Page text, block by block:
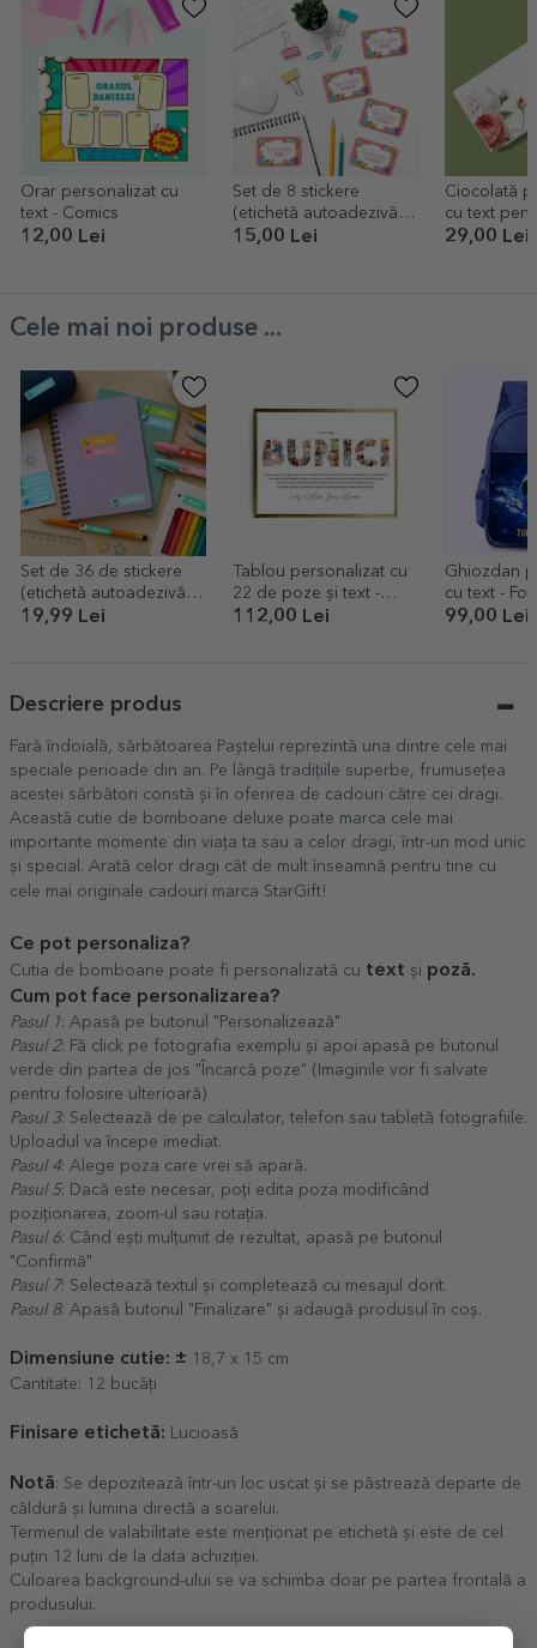
Orar personalizat cu
text - Comics
12,00 Lei
Set de 8 stickere
(etichetă autoadezivă)
personalizate pentru
15,00 Lei
Ciocolată
cu text
29,00 Lei
Cele mai noi produse ...
Set de 36 de stickere
(etichetă autoadezivă)
personalizate pentru
19,99 Lei
Tablou personalizat cu
22 de poze și text -
BUNICI
112,00 Lei
Ghiozdan
cu text -
99,00 Lei
Descriere produs
Fară îndoială, sărbătoarea Paștelui reprezintă una dintre cele mai
speciale perioade din an. Pe lângă tradițiile superbe, frumusețea
acestei sărbători constă și în oferirea de cadouri către cei dragi.
Această cutie de bomboane deluxe poate marca cele mai
importante momente din viața ta sau a celor dragi, într-un mod unic
și special. Arată celor dragi cât de mult înseamnă pentru tine cu
cele mai originale cadouri marca StarGift!
Ce pot personaliza?
Cutia de bomboane poate fi personalizată cu text și poză.
Cum pot face personalizarea?
Pasul 1: Apasă pe butonul "Personalizează"
Pasul 2: Fă click pe fotografia exemplu și apoi apasă pe butonul
verde din partea de jos "Încarcă poze" (Imaginile vor fi salvate
pentru folosire ulterioară)
Pasul 3: Selectează de pe calculator, telefon sau tabletă fotografiile.
Uploadul va începe imediat.
Pasul 4: Alege poza care vrei să apară.
Pasul 5: Dacă este necesar, poți edita poza modificând
poziționarea, zoom-ul sau rotația.
Pasul 6: Când ești mulțumit de rezultat, apasă pe butonul
"Confirmă"
Pasul 7: Selectează textul și completează cu mesajul dorit.
Pasul 8: Apasă butonul "Finalizare" și adaugă produsul în coș.
Dimensiune cutie: ± 18,7 x 15 cm
Cantitate: 12 bucăți
Finisare etichetă: Lucioasă
Notă: Se depozitează într-un loc uscat și se păstrează departe de
căldură și lumina directă a soarelui.
Termenul de valabilitate este menționat pe etichetă și este de cel
puțin 12 luni de la data achiziției.
Culoarea background-ului se va schimba doar pe partea frontală a
produsului.